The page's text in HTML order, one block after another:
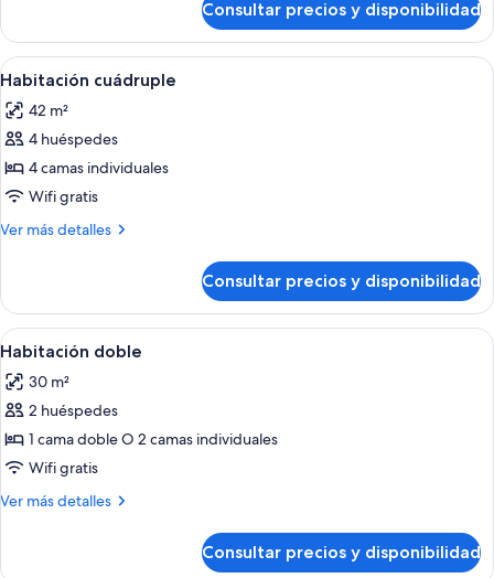
individual
doble
de
uso
Consultar precios y disponibilidad
Abrir
todas
las
fotos
de
Habitación
cuádruple
Habitación de hotel con dos camas,
10
Habitación cuádruple
42 m²
4 huéspedes
4 camas individuales
Wifi gratis
Ver más detalles
Más
cuádruple
Consultar precios y disponibilidad
Abrir
todas
las
fotos
de
Habitación
doble
Una habitación de hotel moderna
8
Habitación doble
30 m²
2 huéspedes
1 cama doble O 2 camas individuales
Wifi gratis
Ver más detalles
Más
Consultar precios y disponibilidad